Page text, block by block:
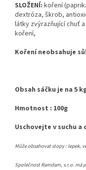
SLOŽENÍ: koření
dextróza, škrob,
látky zvýrazňující chuť
koření,
Koření neobsahuje
Obsah sáčku je na 5
Hmotnost : 100g
Uschovejte v suchu a
Může obsahovat stopy : lepek,
Společnost Ramdam, s.r.o. má